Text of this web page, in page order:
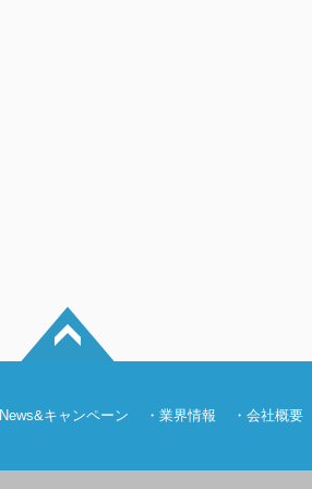
News&キャンペーン ・ 業界情報 ・ 会社概要